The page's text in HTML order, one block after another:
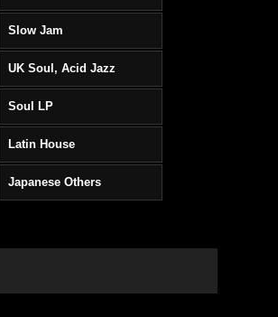
Slow Jam
UK Soul, Acid Jazz
Soul LP
Latin House
Japanese Others